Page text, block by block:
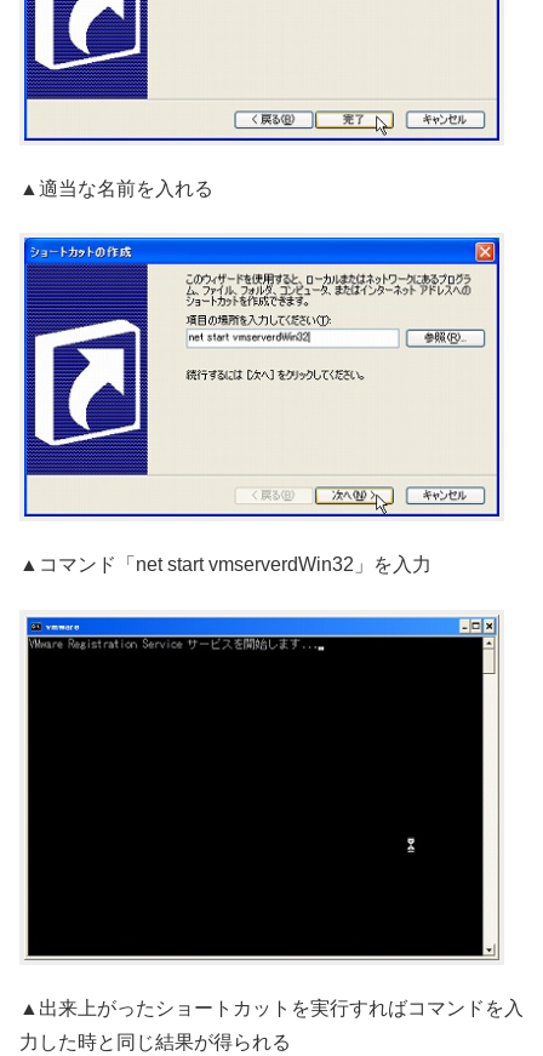
▲適当な名前を入れる
▲コマンド「net start vmserverdWin32」を入力
▲出来上がったショートカットを実行すればコマンドを入
力した時と同じ結果が得られる